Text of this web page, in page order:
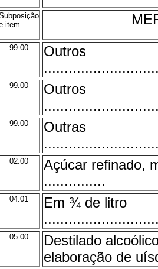
item
99.00
Outros
99.00
Outros
99.00
Outras
02.00
Açúcar refinado,
...............
04.01
Em ¾ de litro
05.00
Destilado
elaboração de